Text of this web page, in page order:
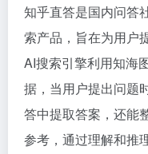
知乎直答是国内问答
索产品，旨在为用户
AI搜索引擎利用知海
据，当用户提出问题
答中提取答案，还能
参考，通过理解和推